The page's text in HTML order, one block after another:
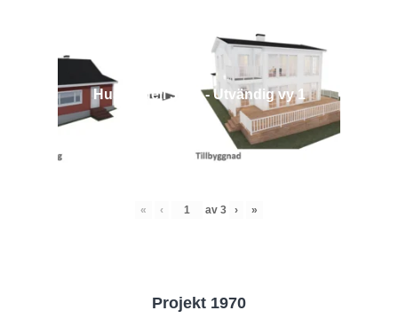
Husmodell 3104 - Utvändig vy 1
« ‹ av 3 › »
Projekt 1970